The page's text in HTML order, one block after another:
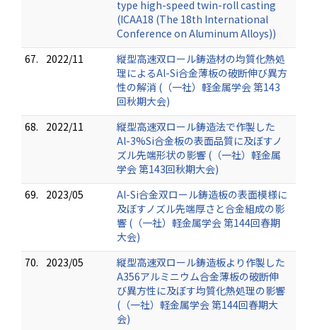
type high-speed twin-roll casting
(ICAA18 (The 18th International
Conference on Aluminum Alloys))
67.
2022/11
縦型高速双ロール鋳造材の均質化熱処
理によるAl-Si合金薄板の破断伸び異方
性の解消 (（一社）軽金属学会 第143
回秋期大会)
68.
2022/11
縦型高速双ロール鋳造法で作製した
Al-3%Si合金板の表面品質に及ぼすノ
ズル先端形状の影響 (（一社）軽金属
学会 第143回秋期大会)
69.
2023/05
Al-Si合金双ロール鋳造板の表面模様に
及ぼすノズル先端厚さと合金組成の影
響 (（一社）軽金属学会 第144回春期
大会)
70.
2023/05
縦型高速双ロール鋳造板より作製した
A356アルミニウム合金薄板の破断伸
び異方性に及ぼす均質化熱処理の影響
(（一社）軽金属学会 第144回春期大
会)